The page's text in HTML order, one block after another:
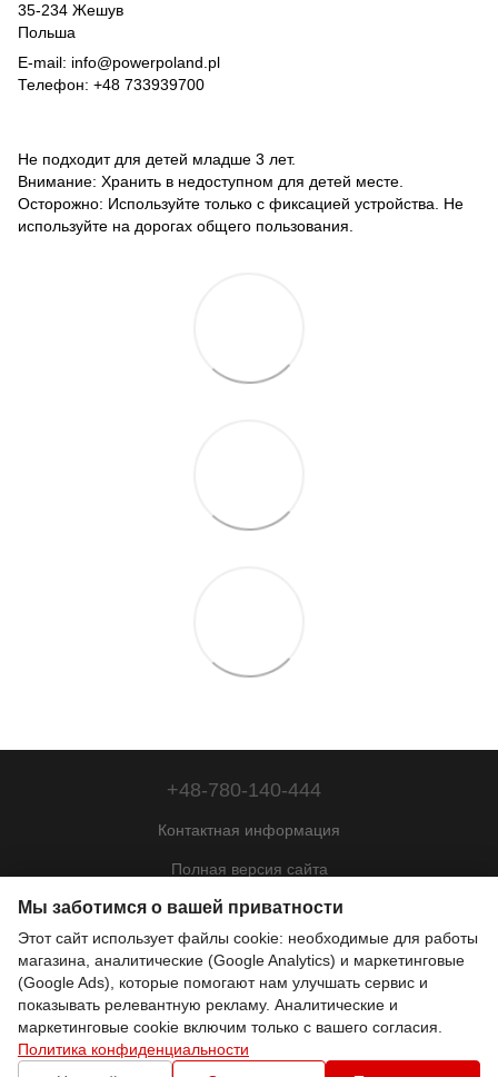
35-234 Жешув
Польша
E-mail: info@powerpoland.pl
Телефон: +48 733939700
Не подходит для детей младше 3 лет.
Внимание: Хранить в недоступном для детей месте.
Осторожно: Используйте только с фиксацией устройства. Не
используйте на дорогах общего пользования.
+48-780-140-444
Контактная информация
Полная версия сайта
Карта сайта
© 2022—2026
Motohill Poland
Pl Укр Рус Eng
Online store built with Horoshop
Мы заботимся о вашей приватности
Этот сайт использует файлы cookie: необходимые для работы
магазина, аналитические (Google Analytics) и маркетинговые
(Google Ads), которые помогают нам улучшать сервис и
показывать релевантную рекламу. Аналитические и
маркетинговые cookie включим только с вашего согласия.
Политика конфиденциальности